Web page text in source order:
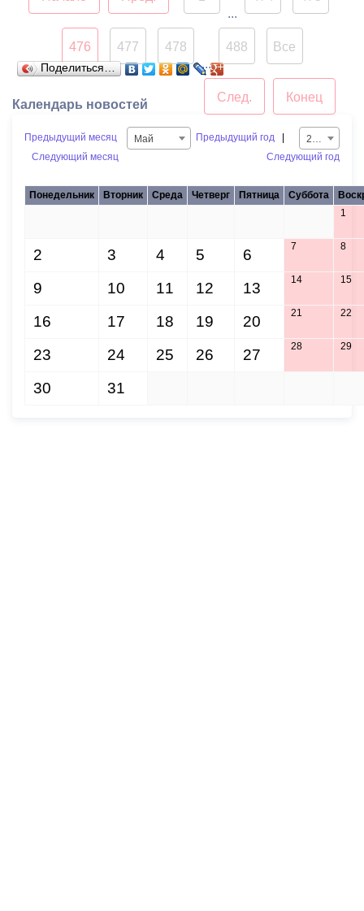
спорта АМС. В
соревновании приняли
участие студенты 16-ти
республиканских
профессиональных
образовательных
учреждений. Сегодня в
администрации прошло
...
476 477
478
...
488 Все
Конец
След.
Поделиться…
Календарь новостей
Предыдущий месяц
Май
Следующий месяц
Предыдущий год
2016
Следующий год
Понедельник Вторник Среда Четверг Пятница Суббота
1
2 3 4 5 6 7 8
9 10 11 12 13 14 15
16 17 18 19 20 21 22
23 24 25 26 27 28 29
30 31